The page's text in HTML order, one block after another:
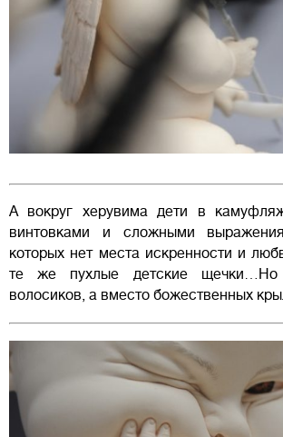
А вокруг херувима дети в
винтовками и сложными
которых нет места искренности и
те же пухлые детские щечки…Но
волосиков, а вместо божественных